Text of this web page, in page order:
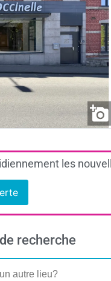
les
recherche